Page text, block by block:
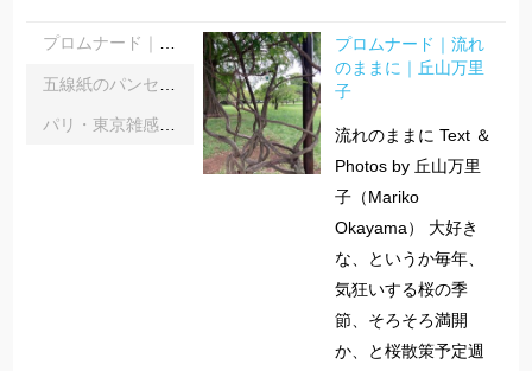
プロムナード｜流れのままに｜丘山万里子
プロムナード｜流れ
のままに｜丘山万里
子
流れのままに Text ＆
Photos by 丘山万里
子（Mariko
Okayama） 大好き
な、というか毎年、
気狂いする桜の季
節、そろそろ満開
か、と桜散策予定週